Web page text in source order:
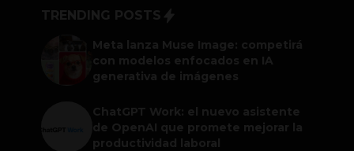
TRENDING POSTS
Meta lanza Muse Image: competirá
con modelos enfocados en IA
generativa de imágenes
ChatGPT Work: el nuevo asistente
de OpenAI que promete mejorar la
productividad laboral